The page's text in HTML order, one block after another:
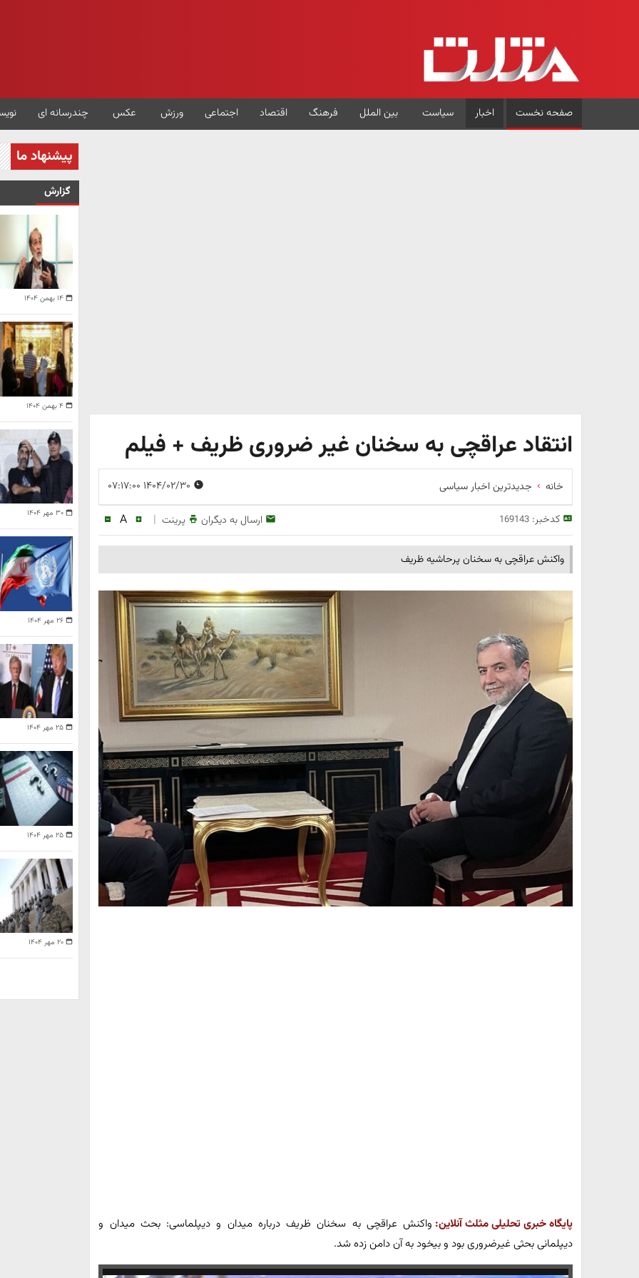
صفحه نخست اخبار سیاست بین الملل فرهنگ اقتصاد اجتماعی ورزش عکس چندرسانه ای
انتقاد عراقچی به سخنان غیر ضروری ظریف + فیلم
خانه جدیدترین اخبار سیاسی
کدخبر:169143 ارسال به دیگران پرینت |
A
واکنش عراقچی به سخنان پرحاشیه ظریف
پایگاه خبری تحلیلی مثلث آنلاین: واکنش عراقچی به سخنان ظریف درباره میدان و دیپلماسی:‌ بحث میدان و
دیپلمانی بحثی غیرضروری بود و بیخود به آن دامن زده شد.
پیشنهاد ما
گزارش
۱۴ بهمن ۱۴۰۴
۴ بهمن ۱۴۰۴
۳۰ مهر ۱۴۰۴
۲۶ مهر ۱۴۰۴
۲۵ مهر ۱۴۰۴
۲۵ مهر ۱۴۰۴
۲۰ مهر ۱۴۰۴